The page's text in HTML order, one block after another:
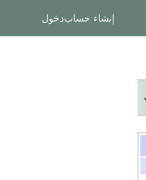
إنشاء حسابدخول